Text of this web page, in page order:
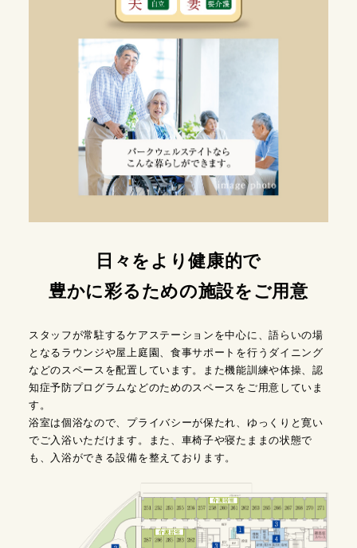
日々をより健康的で
豊かに彩るための施設をご用意
スタッフが常駐するケアステーションを中心に、語らいの場
となるラウンジや屋上庭園、食事サポートを行うダイニング
などのスペースを配置しています。また機能訓練や体操、認
知症予防プログラムなどのためのスペースをご用意していま
す。
浴室は個浴なので、プライバシーが保たれ、ゆっくりと寛い
でご入浴いただけます。また、車椅子や寝たままの状態で
も、入浴ができる設備を整えております。